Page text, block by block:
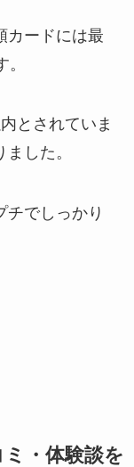
カードには最
とされていま
した。
チでしっかり
・体験談を